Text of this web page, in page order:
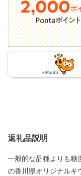
返礼品説明
一般的な品種よりも糖
の香川県オリジナルキ